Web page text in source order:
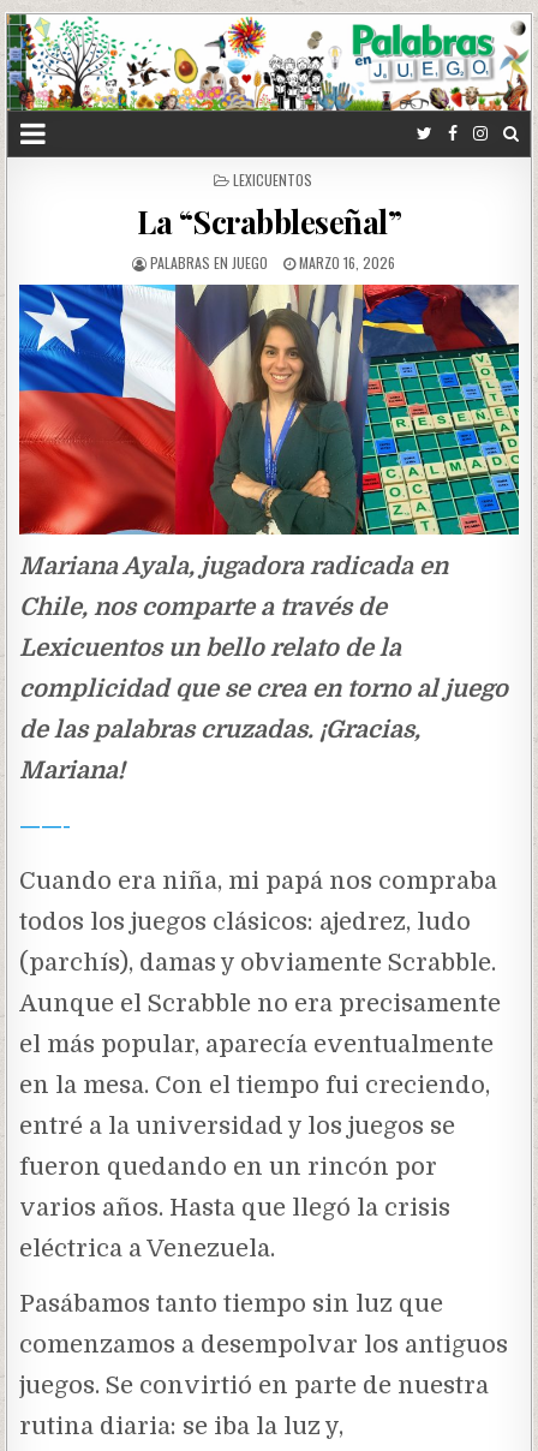
POSTED
LEXICUENTOS
La “Scrabbleseñal”
PALABRAS EN JUEGO MARZO 16, 2026
Mariana Ayala, jugadora radicada en
Chile, nos comparte a través de
Lexicuentos un bello relato de la
complicidad que se crea en torno al juego
de las palabras cruzadas. ¡Gracias,
Mariana!
——-
Cuando era niña, mi papá nos compraba
todos los juegos clásicos: ajedrez, ludo
(parchís), damas y obviamente Scrabble.
Aunque el Scrabble no era precisamente
el más popular, aparecía eventualmente
en la mesa. Con el tiempo fui creciendo,
entré a la universidad y los juegos se
fueron quedando en un rincón por
varios años. Hasta que llegó la crisis
eléctrica a Venezuela.
Pasábamos tanto tiempo sin luz que
comenzamos a desempolvar los antiguos
juegos. Se convirtió en parte de nuestra
rutina diaria: se iba la luz y,